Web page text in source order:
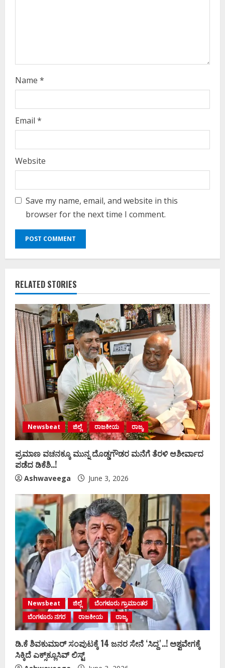
g
Name *
Email *
Website
Save my name, email, and website in this
browser for the next time I comment.
RELATED STORIES
Newsbeat ಜಿಲ್ಲೆ ರಾಜಕೀಯ ರಾಜ್ಯ
ಪ್ರಮಾಣ ವಚನಕ್ಕೂ ಮುನ್ನ ದೊಡ್ಡಗೌಡರ ಮನೆಗೆ ತೆರಳಿ ಆಶೀರ್ವಾದ
ಪಡೆದ ಡಿಕೆಶಿ..!
Ashwaveega June 3, 2026
Newsbeat ಜಿಲ್ಲೆ
ಬೆಂಗಳೂರು ಗ್ರಾಮಾಂತರ
ಬೆಂಗಳೂರು ನಗರ
ರಾಜಕೀಯ ರಾಜ್ಯ
ಡಿ.ಕೆ ಶಿವಕುಮಾರ್‌ ಸಂಪುಟಕ್ಕೆ 14 ಜನರ ಸೇನೆ ʻಸಿದ್ದʼ..! ಅಶ್ವವೇಗಕ್ಕೆ
ಸಿಕ್ಕಿದೆ ಎಕ್ಸ್‌ಕ್ಲೂಸಿವ್‌ ಲಿಸ್ಟ್‌